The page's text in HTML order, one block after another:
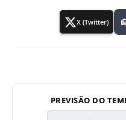
X (Twitter)
PREVISÃO DO